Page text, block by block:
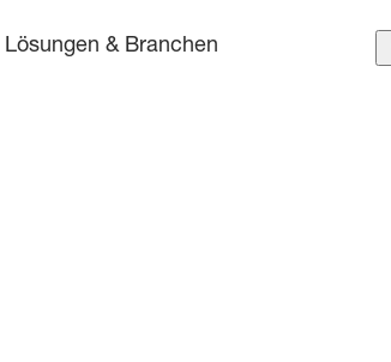
Lösungen & Branchen